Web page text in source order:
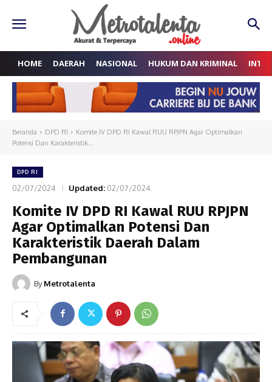
HOME DAERAH NASIONAL HUKUM DAN KRIMINAL
Beranda DPD RI
Komite IV DPD RI Kawal RUU RPJPN Agar Optimalkan
Potensi Dan Karakteristik...
DPD RI
02/07/2024 Updated: 02/07/2024
Komite IV DPD RI Kawal RUU RPJPN
Agar Optimalkan Potensi Dan
Karakteristik Daerah Dalam
Pembangunan
By Metrotalenta